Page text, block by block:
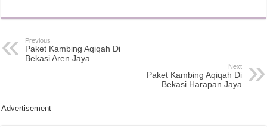
Previous
Paket Kambing Aqiqah Di
Bekasi Aren Jaya
Next
Paket Kambing Aqiqah Di
Bekasi Harapan Jaya
Advertisement